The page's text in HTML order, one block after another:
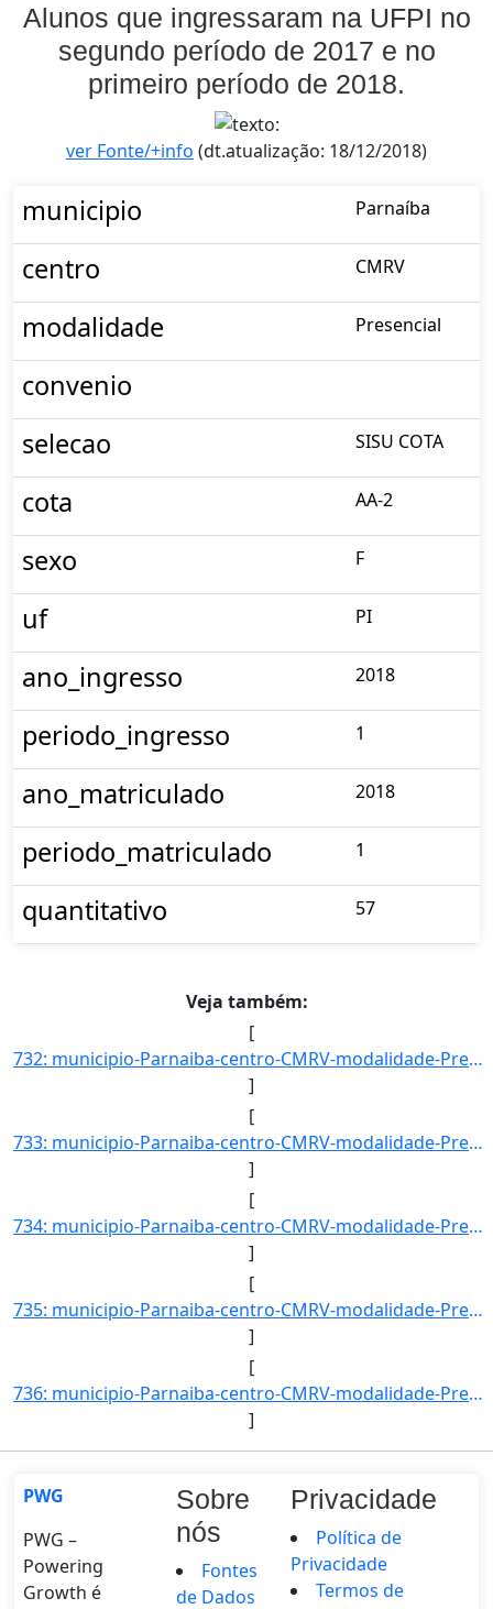
Alunos que ingressaram na UFPI no
segundo período de 2017 e no
primeiro período de 2018.
ver Fonte/+info (dt.atualização: 18/12/2018)
municipio Parnaíba
centro CMRV
modalidade Presencial
convenio
selecao
SISU COTA
cota AA-2
sexo F
uf PI
ano_ingresso 2018
periodo_ingresso 1
ano_matriculado 2018
periodo_matriculado 1
quantitativo 57
Veja também:
[
732: municipio-Parnaiba-centro-CMRV-modalidade-Presencial-convenio--selecao-SISU_COTA-cota-AA-2-sexo-M-uf]
]
[
733: municipio-Parnaiba-centro-CMRV-modalidade-Presencial-convenio--selecao-SISU_COTA-cota-AA-3-sexo-F-uf]
]
[
734: municipio-Parnaiba-centro-CMRV-modalidade-Presencial-convenio--selecao-SISU_COTA-cota-AA-3-sexo-M-uf]
]
[
735: municipio-Parnaiba-centro-CMRV-modalidade-Presencial-convenio--selecao-SISU_COTA-cota-AA-4-sexo-F-uf]
]
[
736: municipio-Parnaiba-centro-CMRV-modalidade-Presencial-convenio--selecao-SISU_COTA-cota-AA-4-sexo-M-uf]
]
PWG
PWG –
Powering
Growth é
Sobre
nós
Fontes
de Dados
Privacidade
Política de
Privacidade
Termos de